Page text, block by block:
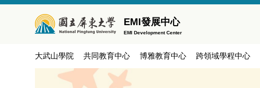
EMI發展中心
EMI Development Center
大武山學院 共同教育中心 博雅教育中心 跨領域學程中心